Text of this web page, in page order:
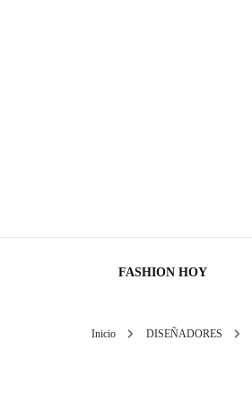
FASHION HOY
Inicio DISEÑADORES